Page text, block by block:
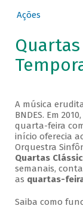
Ações
A música
BNDES. Em
quarta-feira
início oferecia
Orquestra
Quartas
semanais,
as quartas-
Saiba como